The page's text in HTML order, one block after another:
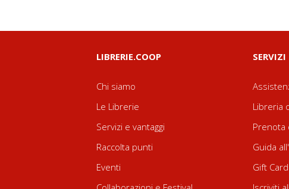
LIBRERIE.COOP
Chi siamo
Le Librerie
Servizi e vantaggi
Raccolta punti
Eventi
SERVIZI
Libreria
Prenota
Guida
Gift Card